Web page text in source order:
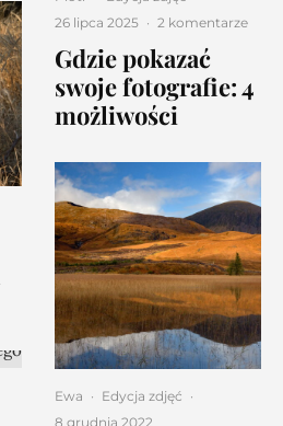
26 lipca 2025 · 2 komentarze
Gdzie pokazać
swoje fotografie: 4
możliwości
Ewa · Edycja zdjęć ·
8 grudnia 2022